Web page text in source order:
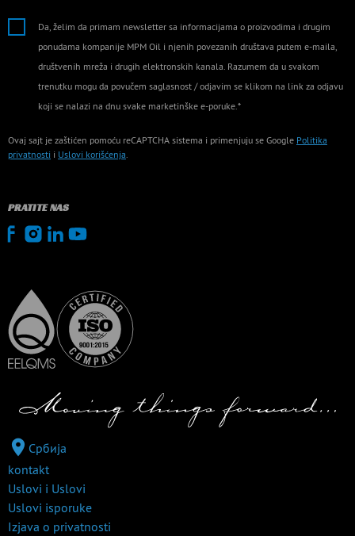
Da, želim da primam newsletter sa informacijama o proizvodima i drugim
ponudama kompanije MPM Oil i njenih povezanih društava putem e-maila,
društvenih mreža i drugih elektronskih kanala. Razumem da u svakom
trenutku mogu da povučem saglasnost / odjavim se klikom na link za odjavu
koji se nalazi na dnu svake marketinške e-poruke.*
Ovaj sajt je zaštićen pomoću reCAPTCHA sistema i primenjuju se Google Politika
privatnosti i Uslovi korišćenja.
PRATITE NAS
Србија
kontakt
Uslovi i Uslovi
Uslovi isporuke
Izjava o privatnosti